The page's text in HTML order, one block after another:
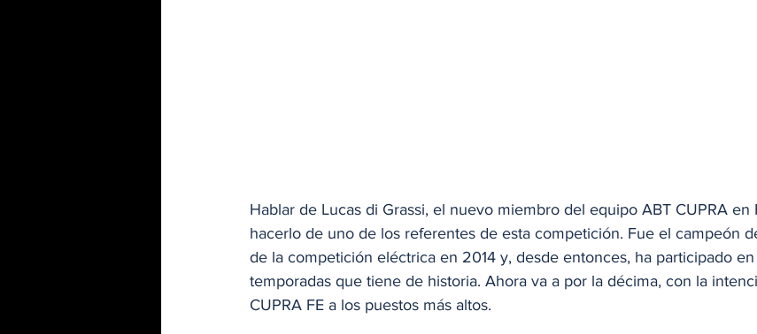
Hablar de Lucas di Grassi, el nuevo miembro del equipo ABT CUPRA en
hacerlo de uno de los referentes de esta competición. Fue el campeón
de la competición eléctrica en 2014 y, desde entonces, ha participado
temporadas que tiene de historia. Ahora va a por la décima, con la
CUPRA FE a los puestos más altos.